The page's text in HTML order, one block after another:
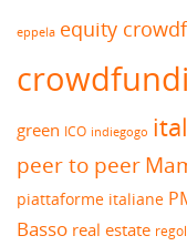
eppela equity
green ICO indiegogo
peer to peer
piattaforme italiane
Basso real estate